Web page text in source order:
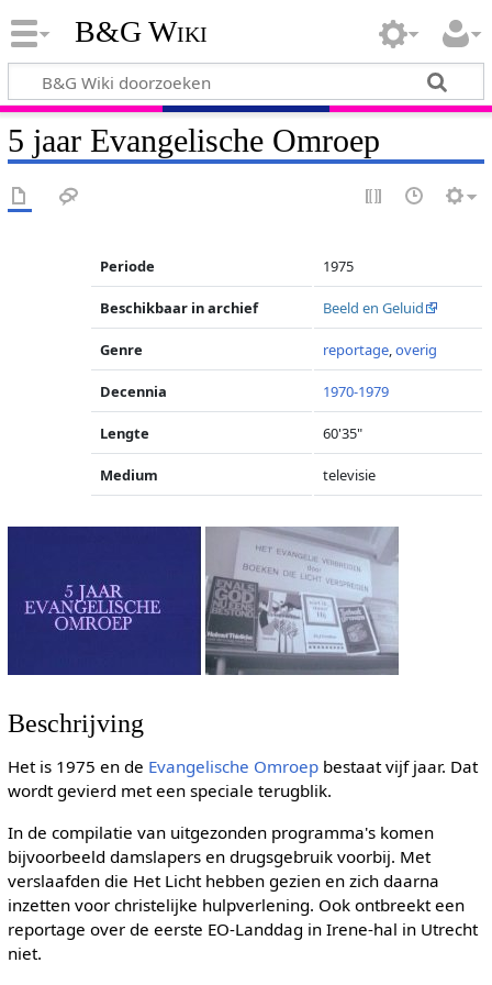
B&G Wiki
5 jaar Evangelische Omroep
Periode 1975
Beschikbaar in archief Beeld en Geluid
Genre reportage,overig
Decennia 1970-1979
Lengte 60'35"
Medium televisie
Beschrijving
Het is 1975 en de Evangelische Omroepbestaat vijf jaar. Dat
wordt gevierd met een speciale terugblik.
In de compilatie van uitgezonden programma's komen
bijvoorbeeld damslapers en drugsgebruik voorbij. Met
verslaafden die Het Licht hebben gezien en zich daarna
inzetten voor christelijke hulpverlening. Ook ontbreekt een
reportage over de eerste EO-Landdag in Irene-hal in Utrecht
niet.